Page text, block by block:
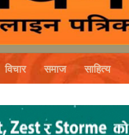
विचार समाज साहित्य